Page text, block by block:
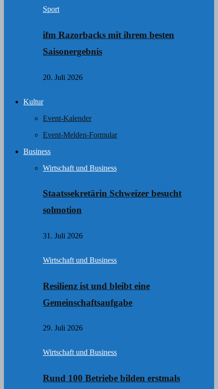
Sport
ifm Razorbacks mit ihrem besten
Saisonergebnis
20. Juli 2026
Kultur
Event-Kalender
Event-Melden-Formular
Business
Wirtschaft und Business
Staatssekretärin Schweizer besucht
solmotion
31. Juli 2026
Wirtschaft und Business
Resilienz ist und bleibt eine
Gemeinschaftsaufgabe
29. Juli 2026
Wirtschaft und Business
Rund 100 Betriebe bilden erstmals